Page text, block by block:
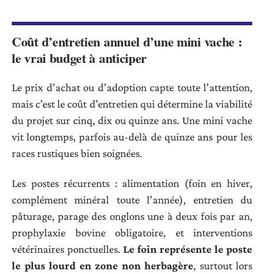
Coût d’entretien annuel d’une mini vache :
le vrai budget à anticiper
Le prix d’achat ou d’adoption capte toute l’attention,
mais c’est le coût d’entretien qui détermine la viabilité
du projet sur cinq, dix ou quinze ans. Une mini vache
vit longtemps, parfois au-delà de quinze ans pour les
races rustiques bien soignées.
Les postes récurrents : alimentation (foin en hiver,
complément minéral toute l’année), entretien du
pâturage, parage des onglons une à deux fois par an,
prophylaxie bovine obligatoire, et interventions
vétérinaires ponctuelles. Le foin représente le poste
le plus lourd en zone non herbagère, surtout lors